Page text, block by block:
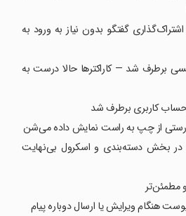
گفتگو بدون نیاز به ورود به
برطرف شد — کاراکترها حالا درست به
کاربری برطرف شد
از چپ به راست نمایش داده می‌شن
در بخش دسته‌بندی و اسکرول بی‌نهایت
و مطمئن‌تر
هنگام ویرایش یا ارسال دوباره پیام